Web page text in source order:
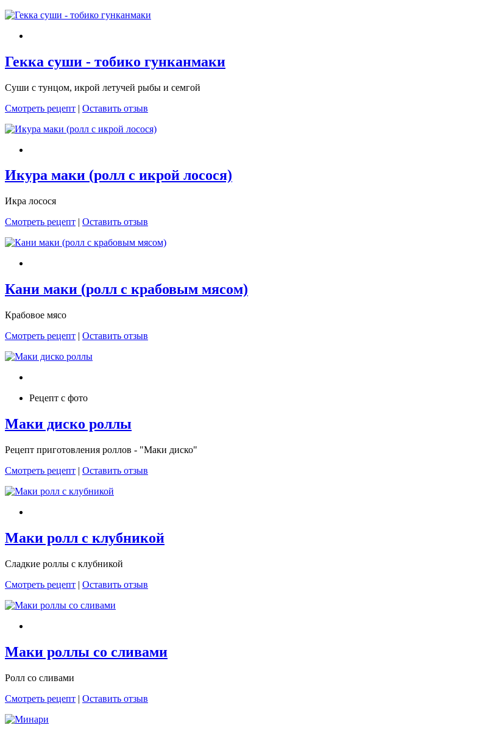
Гекка суши - тобико гунканмаки
Суши с тунцом, икрой летучей рыбы и семгой
Смотреть рецепт | Оставить отзыв
Икура маки (ролл с икрой лосося)
Икра лосося
Смотреть рецепт | Оставить отзыв
Кани маки (ролл с крабовым мясом)
Крабовое мясо
Смотреть рецепт | Оставить отзыв
Рецепт с фото
Маки диско роллы
Рецепт приготовления роллов - "Маки диско"
Смотреть рецепт | Оставить отзыв
Маки ролл с клубникой
Сладкие роллы с клубникой
Смотреть рецепт | Оставить отзыв
Маки роллы со сливами
Ролл со сливами
Смотреть рецепт | Оставить отзыв